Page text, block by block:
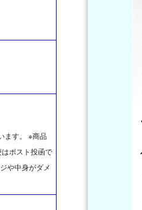
ます。 ※商品
ポスト投函で
や中身がダメ